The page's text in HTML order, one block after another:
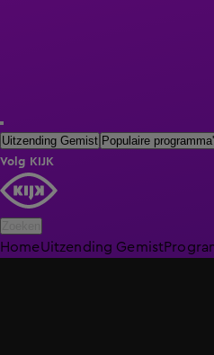
Uitzending Gemist Populaire
Volg KIJK
HomeUitzending Gemist